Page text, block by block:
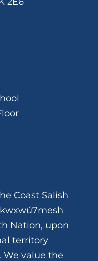
Coast Salish
Nation, upon
territory
We value the